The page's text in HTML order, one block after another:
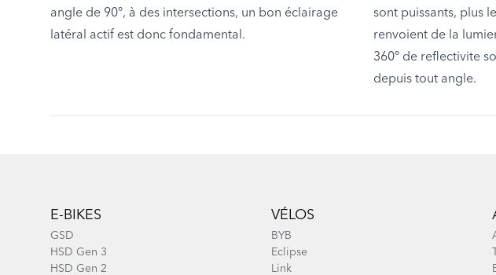
angle de 90°, à des intersections, un bon éclairage
latéral actif est donc fondamental.
sont puissants, plus
renvoient de la
360° de reflectivite
depuis tout angle.
E-BIKES
GSD
HSD Gen 3
HSD Gen 2
VÉLOS
BYB
Eclipse
Link